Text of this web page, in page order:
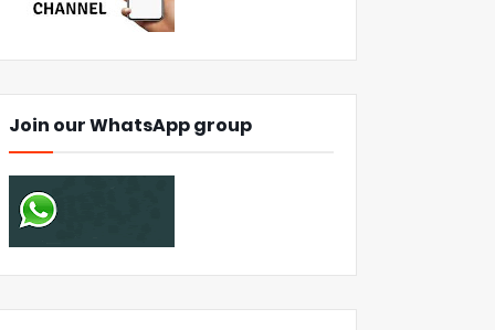
Join our WhatsApp group